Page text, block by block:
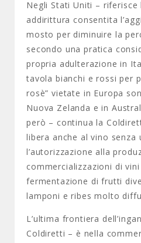
Negli Stati Uniti – riferisce
addirittura consentita
mosto per diminuire la
secondo una pratica
propria adulterazione in
tavola bianchi e rossi per
rosè” vietate in Europa
Nuova Zelanda e in
però – continua la
libera anche al vino senza
l’autorizzazione alla
commercializzazioni di
fermentazione di frutti
lamponi e ribes molto
L’ultima frontiera
Coldiretti – è nella